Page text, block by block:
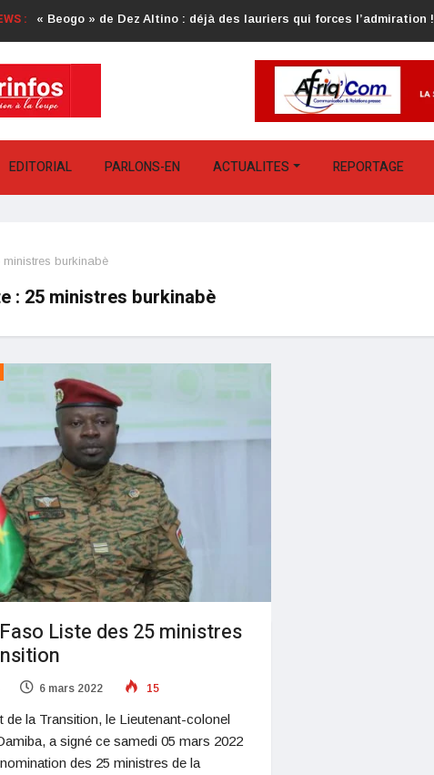
: « Beogo » de Dez Altino : déjà des lauriers qui forces l’admiration !
EDITORIAL PARLONS-EN ACTUALITES REPORTAGE
ministres burkinabè
: 25 ministres burkinabè
Liste des 25 ministres
6 mars 2022 15
de la Transition, le Lieutenant-colonel
a signé ce samedi 05 mars 2022
des 25 ministres de la